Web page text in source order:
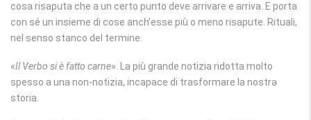
cosa risaputa che a un certo punto deve arrivare e arriva. E porta
con sé un insieme di cose anch’esse più o meno risapute. Rituali,
nel senso stanco del termine.
«Il Verbo si è fatto carne». La più grande notizia ridotta molto
spesso a una non-notizia, incapace di trasformare la nostra
storia.